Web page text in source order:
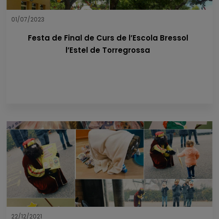
01/07/2023
Festa de Final de Curs de l’Escola Bressol
l’Estel de Torregrossa
22/12/2021